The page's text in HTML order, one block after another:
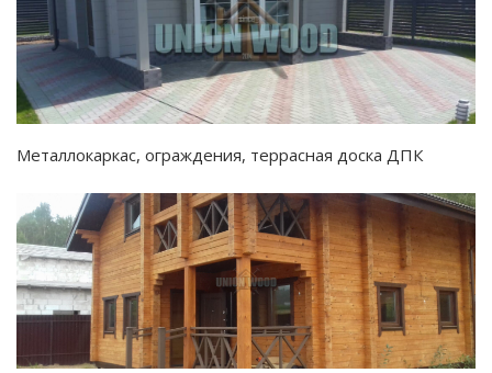
Металлокаркас, ограждения, террасная доска ДПК